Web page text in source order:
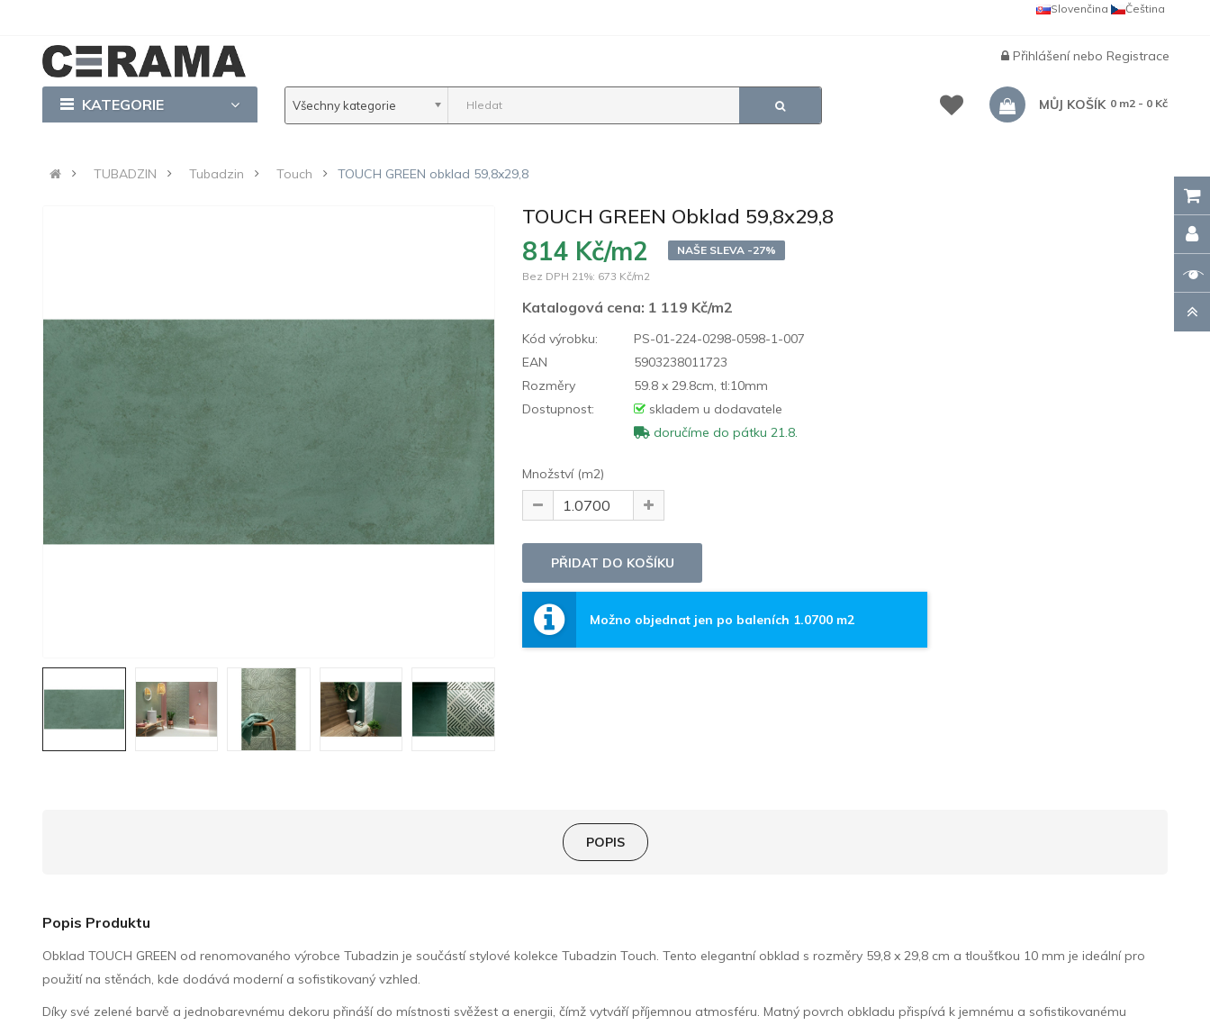
Čeština
Slovenčina
Přihlášenínebo Registrace
KATEGORIE Všechny kategorie MŮJ KOŠÍK 0 m2 - 0 Kč
TUBADZIN Tubadzin Touch TOUCH GREEN obklad 59,8x29,8
TOUCH GREEN Obklad 59,8x29,8
814 Kč/m2
NAŠE SLEVA -27%
Bez DPH 21%: 673 Kč/m2
Katalogová cena: 1 119 Kč/m2
Kód výrobku:
PS-01-224-0298-0598-1-007
EAN
5903238011723
Rozměry
59.8 x 29.8cm, tl:10mm
Dostupnost:
skladem u dodavatele
doručíme do pátku 21.8.
Množství (m2)
Možno objednat jen po baleních 1.0700 m2
POPIS
Popis Produktu
Obklad TOUCH GREEN od renomovaného výrobce Tubadzin je součástí stylové kolekce Tubadzin Touch. Tento elegantní obklad s rozměry 59,8 x 29,8 cm a tloušťkou 10 mm je ideální pro
použití na stěnách, kde dodává moderní a sofistikovaný vzhled.
Díky své zelené barvě a jednobarevnému dekoru přináší do místnosti svěžest a energii, čímž vytváří příjemnou atmosféru. Matný povrch obkladu přispívá k jemnému a sofistikovanému